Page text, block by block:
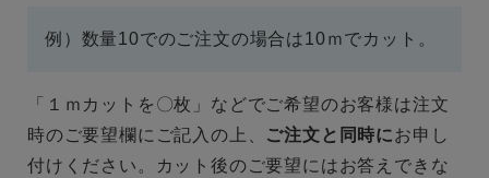
例）数量10でのご注文の場合は10ｍでカット。
「１ｍカットを〇枚」などでご希望のお客様は注文
時のご要望欄にご記入の上、 ご注文と同時にお申し
付けください。カット後のご要望にはお答えできな